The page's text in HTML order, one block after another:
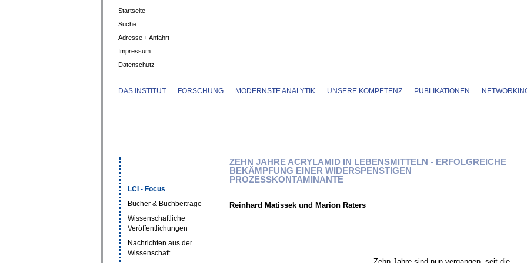
Startseite
Suche
Adresse + Anfahrt
Impressum
Datenschutz
DAS INSTITUT FORSCHUNG MODERNSTE ANALYTIK UNSERE KOMPETENZ PUBLIKATIONEN
LCI - Focus
Bücher & Buchbeiträge
Wissenschaftliche
Veröffentlichungen
Nachrichten aus der
Wissenschaft
ZEHN JAHRE ACRYLAMID IN LEBENSMITTELN - ERFOLGREICHE
BEKÄMPFUNG EINER WIDERSPENSTIGEN
PROZESSKONTAMINANTE
Reinhard Matissek und Marion Raters